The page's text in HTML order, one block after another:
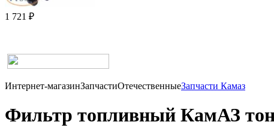
1 721 ₽
Интернет-магазинЗапчастиОтечественныеЗапчасти Камаз
Фильтр топливный КамАЗ